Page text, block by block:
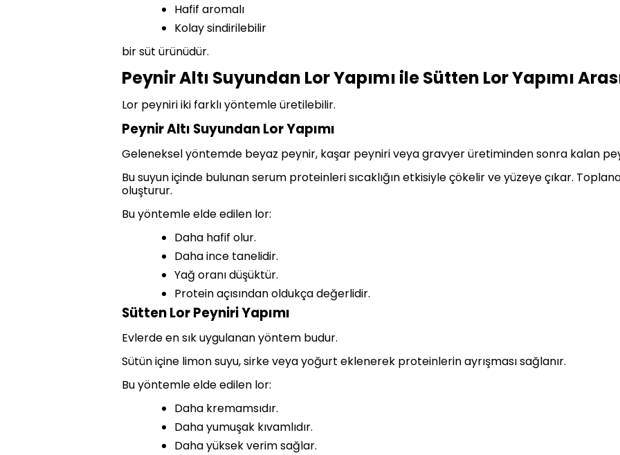
Hafif aromalı
Kolay sindirilebilir
bir süt ürünüdür.
Peynir Altı Suyundan Lor Yapımı ile Sütten Lor Yapımı
Lor peyniri iki farklı yöntemle üretilebilir.
Peynir Altı Suyundan Lor Yapımı
Geleneksel yöntemde beyaz peynir, kaşar peyniri veya gravyer üretiminden sonra kalan
Bu suyun içinde bulunan serum proteinleri sıcaklığın etkisiyle çökelir ve yüzeye çıkar.
oluşturur.
Bu yöntemle elde edilen lor:
Daha hafif olur.
Daha ince tanelidir.
Yağ oranı düşüktür.
Protein açısından oldukça değerlidir.
Sütten Lor Peyniri Yapımı
Evlerde en sık uygulanan yöntem budur.
Sütün içine limon suyu, sirke veya yoğurt eklenerek proteinlerin ayrışması sağlanır.
Bu yöntemle elde edilen lor:
Daha kremamsıdır.
Daha yumuşak kıvamlıdır.
Daha yüksek verim sağlar.